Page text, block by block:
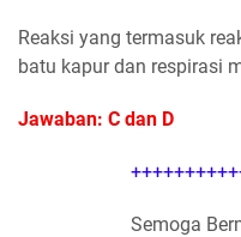
Reaksi yang termasuk
batu kapur dan respirasi
Jawaban: C dan D
Semoga